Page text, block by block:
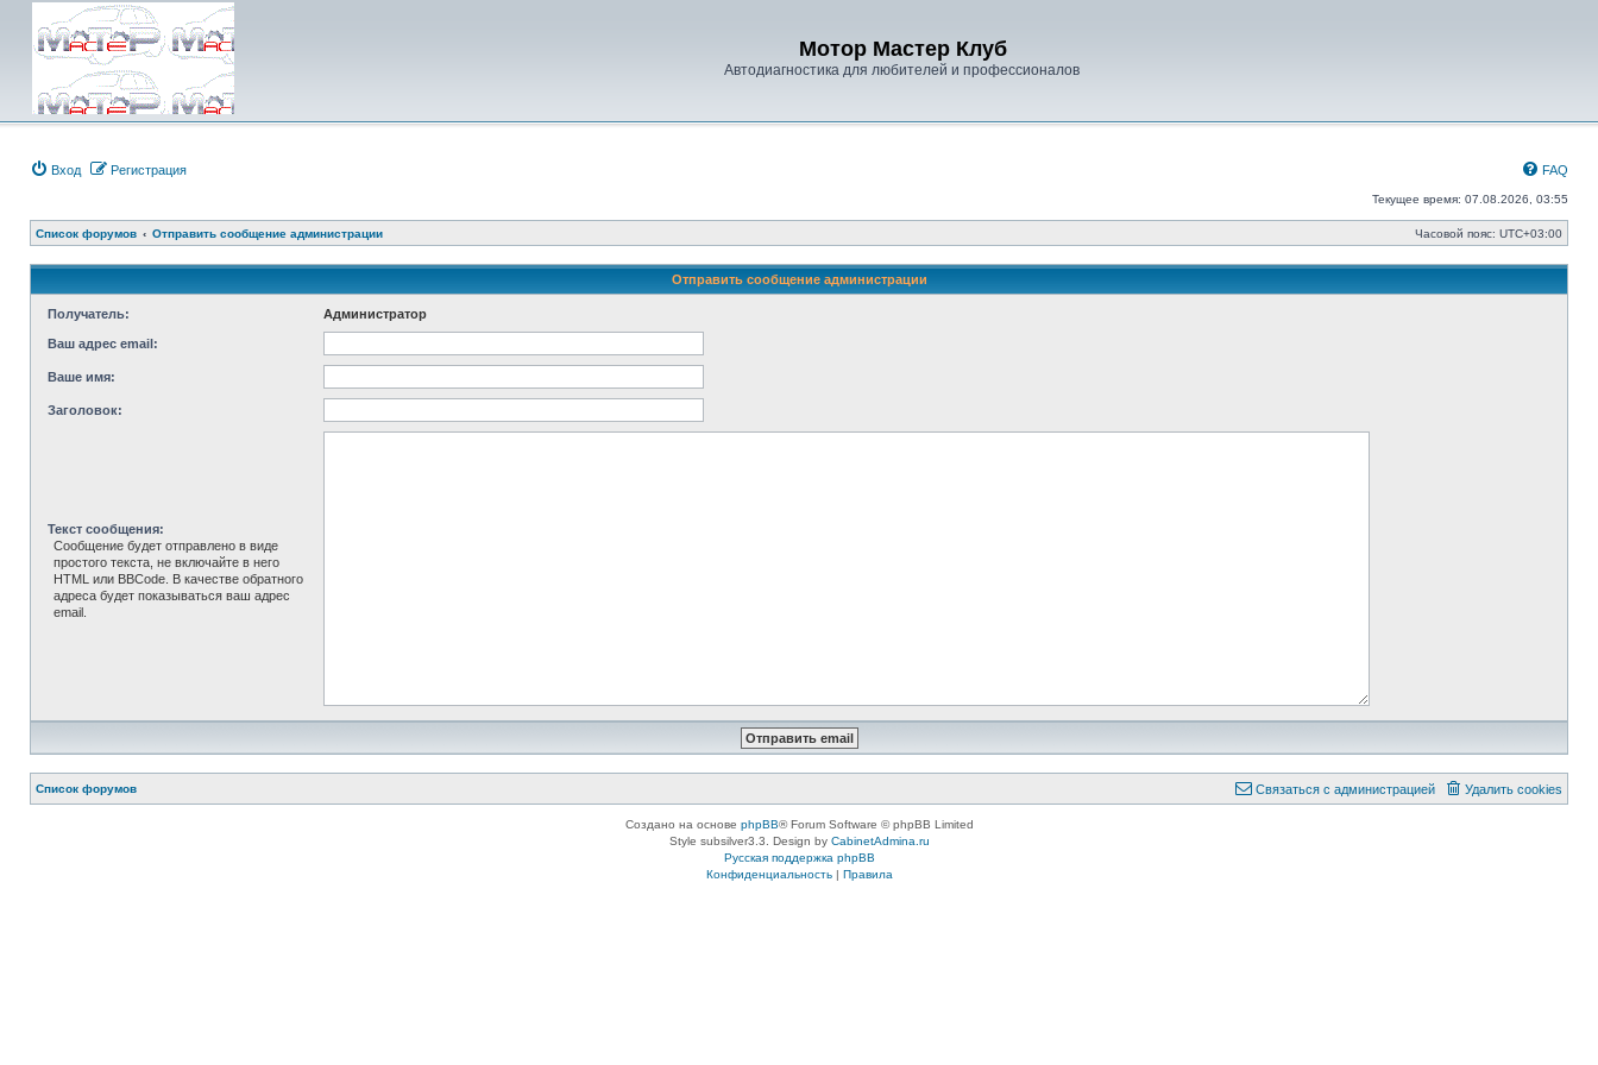
Мотор Мастер Клуб
Автодиагностика для любителей и профессионалов
Вход Регистрация FAQ
Текущее время: 07.08.2026, 03:55
Список форумов Отправить сообщение администрации Часовой пояс: UTC+03:00
Отправить сообщение администрации
Получатель: Администратор
Ваш адрес email:
Ваше имя:
Заголовок:
Текст сообщения:
Сообщение будет отправлено в виде
простого текста, не включайте в него
HTML или BBCode. В качестве обратного
адреса будет показываться ваш адрес
email.
Список форумов Удалить cookies
Связаться с администрацией
Создано на основе phpBB® Forum Software © phpBB Limited
Style subsilver3.3. Design by CabinetAdmina.ru
Русская поддержка phpBB
Конфиденциальность| Правила